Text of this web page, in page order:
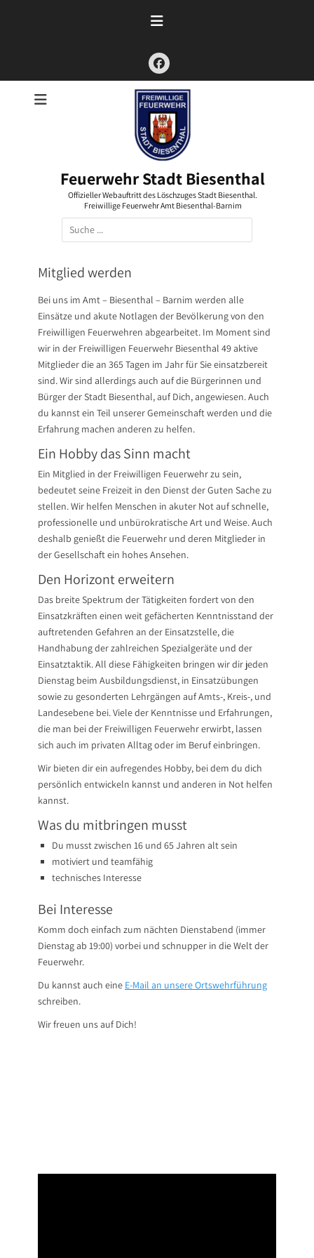
Facebook
Feuerwehr Stadt Biesenthal
Offizieller Webauftritt des Löschzuges Stadt Biesenthal.
Freiwillige Feuerwehr Amt Biesenthal-Barnim
Suchen
nach:
Mitglied werden
Bei uns im Amt – Biesenthal – Barnim werden alle
Einsätze und akute Notlagen der Bevölkerung von den
Freiwilligen Feuerwehren abgearbeitet. Im Moment sind
wir in der Freiwilligen Feuerwehr Biesenthal 49 aktive
Mitglieder die an 365 Tagen im Jahr für Sie einsatzbereit
sind. Wir sind allerdings auch auf die Bürgerinnen und
Bürger der Stadt Biesenthal, auf Dich, angewiesen. Auch
du kannst ein Teil unserer Gemeinschaft werden und die
Erfahrung machen anderen zu helfen.
Ein Hobby das Sinn macht
Ein Mitglied in der Freiwilligen Feuerwehr zu sein,
bedeutet seine Freizeit in den Dienst der Guten Sache zu
stellen. Wir helfen Menschen in akuter Not auf schnelle,
professionelle und unbürokratische Art und Weise. Auch
deshalb genießt die Feuerwehr und deren Mitglieder in
der Gesellschaft ein hohes Ansehen.
Den Horizont erweitern
Das breite Spektrum der Tätigkeiten fordert von den
Einsatzkräften einen weit gefächerten Kenntnisstand der
auftretenden Gefahren an der Einsatzstelle, die
Handhabung der zahlreichen Spezialgeräte und der
Einsatztaktik. All diese Fähigkeiten bringen wir dir jeden
Dienstag beim Ausbildungsdienst, in Einsatzübungen
sowie zu gesonderten Lehrgängen auf Amts-, Kreis-, und
Landesebene bei. Viele der Kenntnisse und Erfahrungen,
die man bei der Freiwilligen Feuerwehr erwirbt, lassen
sich auch im privaten Alltag oder im Beruf einbringen.
Wir bieten dir ein aufregendes Hobby, bei dem du dich
persönlich entwickeln kannst und anderen in Not helfen
kannst.
Was du mitbringen musst
Du musst zwischen 16 und 65 Jahren alt sein
motiviert und teamfähig
technisches Interesse
Bei Interesse
Komm doch einfach zum nächten Dienstabend (immer
Dienstag ab 19:00) vorbei und schnupper in die Welt der
Feuerwehr.
Du kannst auch eine E-Mail an unsere Ortswehrführung
schreiben.
Wir freuen uns auf Dich!